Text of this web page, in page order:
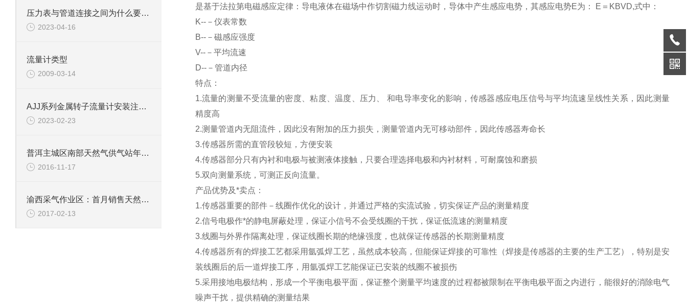
压力表与管道连接之间为什么要弯一个圈
2023-04-16
流量计类型
2009-03-14
AJJ系列金属转子流量计安装注意事项
2023-02-23
普洱主城区南部天然气供气站年内有望投入使用
2016-11-17
渝西采气作业区：首月销售天然气破6千万方
2017-02-13
是基于法拉第电磁感应定律：导电液体在磁场中作切割磁力线运动时，导体中产生感应电势，其感应电势E为： E＝KBVD,式中：
K--－仪表常数
B--－磁感应强度
V--－平均流速
D--－管道内径
特点：
1.流量的测量不受流量的密度、粘度、温度、压力、 和电导率变化的影响，传感器感应电压信号与平均流速呈线性关系，因此测量
精度高
2.测量管道内无阻流件，因此没有附加的压力损失，测量管道内无可移动部件，因此传感器寿命长
3.传感器所需的直管段较短，方便安装
4.传感器部分只有内衬和电极与被测液体接触，只要合理选择电极和内衬材料，可耐腐蚀和磨损
5.双向测量系统，可测正反向流量。
产品优势及*卖点：
1.传感器重要的部件－线圈作优化的设计，并通过严格的实流试验，切实保证产品的测量精度
2.信号电极作*的静电屏蔽处理，保证小信号不会受线圈的干扰，保证低流速的测量精度
3.线圈与外界作隔离处理，保证线圈长期的绝缘强度，也就保证传感器的长期测量精度
4.传感器所有的焊接工艺都采用氩弧焊工艺，虽然成本较高，但能保证焊接的可靠性（焊接是传感器的主要的生产工艺），特别是安
装线圈后的后一道焊接工序，用氩弧焊工艺能保证已安装的线圈不被损伤
5.采用接地电极结构，形成一个平衡电极平面，保证整个测量平均速度的过程都被限制在平衡电极平面之内进行，能很好的消除电气
噪声干扰，提供精确的测量结果